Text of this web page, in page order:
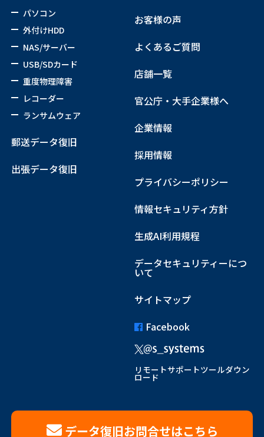
パソコン
外付けHDD
NAS/サーバー
USB/SDカード
重度物理障害
レコーダー
ランサムウェア
郵送データ復旧
出張データ復旧
お客様の声
よくあるご質問
店舗一覧
官公庁・大手企業様へ
企業情報
採用情報
プライバシーポリシー
情報セキュリティ方針
生成AI利用規程
データセキュリティーにつ
いて
サイトマップ
Facebook
リモートサポートツールダウン
ロード
データ復旧お問合せはこちら